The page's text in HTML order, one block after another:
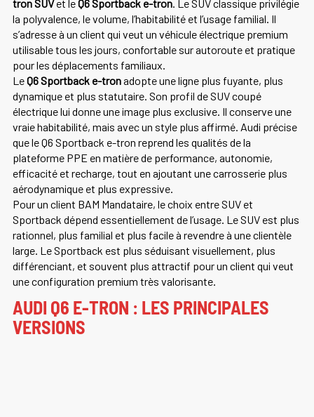
tron SUVet leQ6 Sportback e-tron. Le SUV classique privilégie
la polyvalence, le volume, l’habitabilité et l’usage familial. Il
s’adresse à un client qui veut un véhicule électrique premium
utilisable tous les jours, confortable sur autoroute et pratique
pour les déplacements familiaux.
LeQ6 Sportback e-tronadopte une ligne plus fuyante, plus
dynamique et plus statutaire. Son profil de SUV coupé
électrique lui donne une image plus exclusive. Il conserve une
vraie habitabilité, mais avec un style plus affirmé. Audi précise
que le Q6 Sportback e-tron reprend les qualités de la
plateforme PPE en matière de performance, autonomie,
efficacité et recharge, tout en ajoutant une carrosserie plus
aérodynamique et plus expressive.
Pour un client BAM Mandataire, le choix entre SUV et
Sportback dépend essentiellement de l’usage. Le SUV est plus
rationnel, plus familial et plus facile à revendre à une clientèle
large. Le Sportback est plus séduisant visuellement, plus
différenciant, et souvent plus attractif pour un client qui veut
une configuration premium très valorisante.
AUDI Q6 E-TRON : LES PRINCIPALES
VERSIONS